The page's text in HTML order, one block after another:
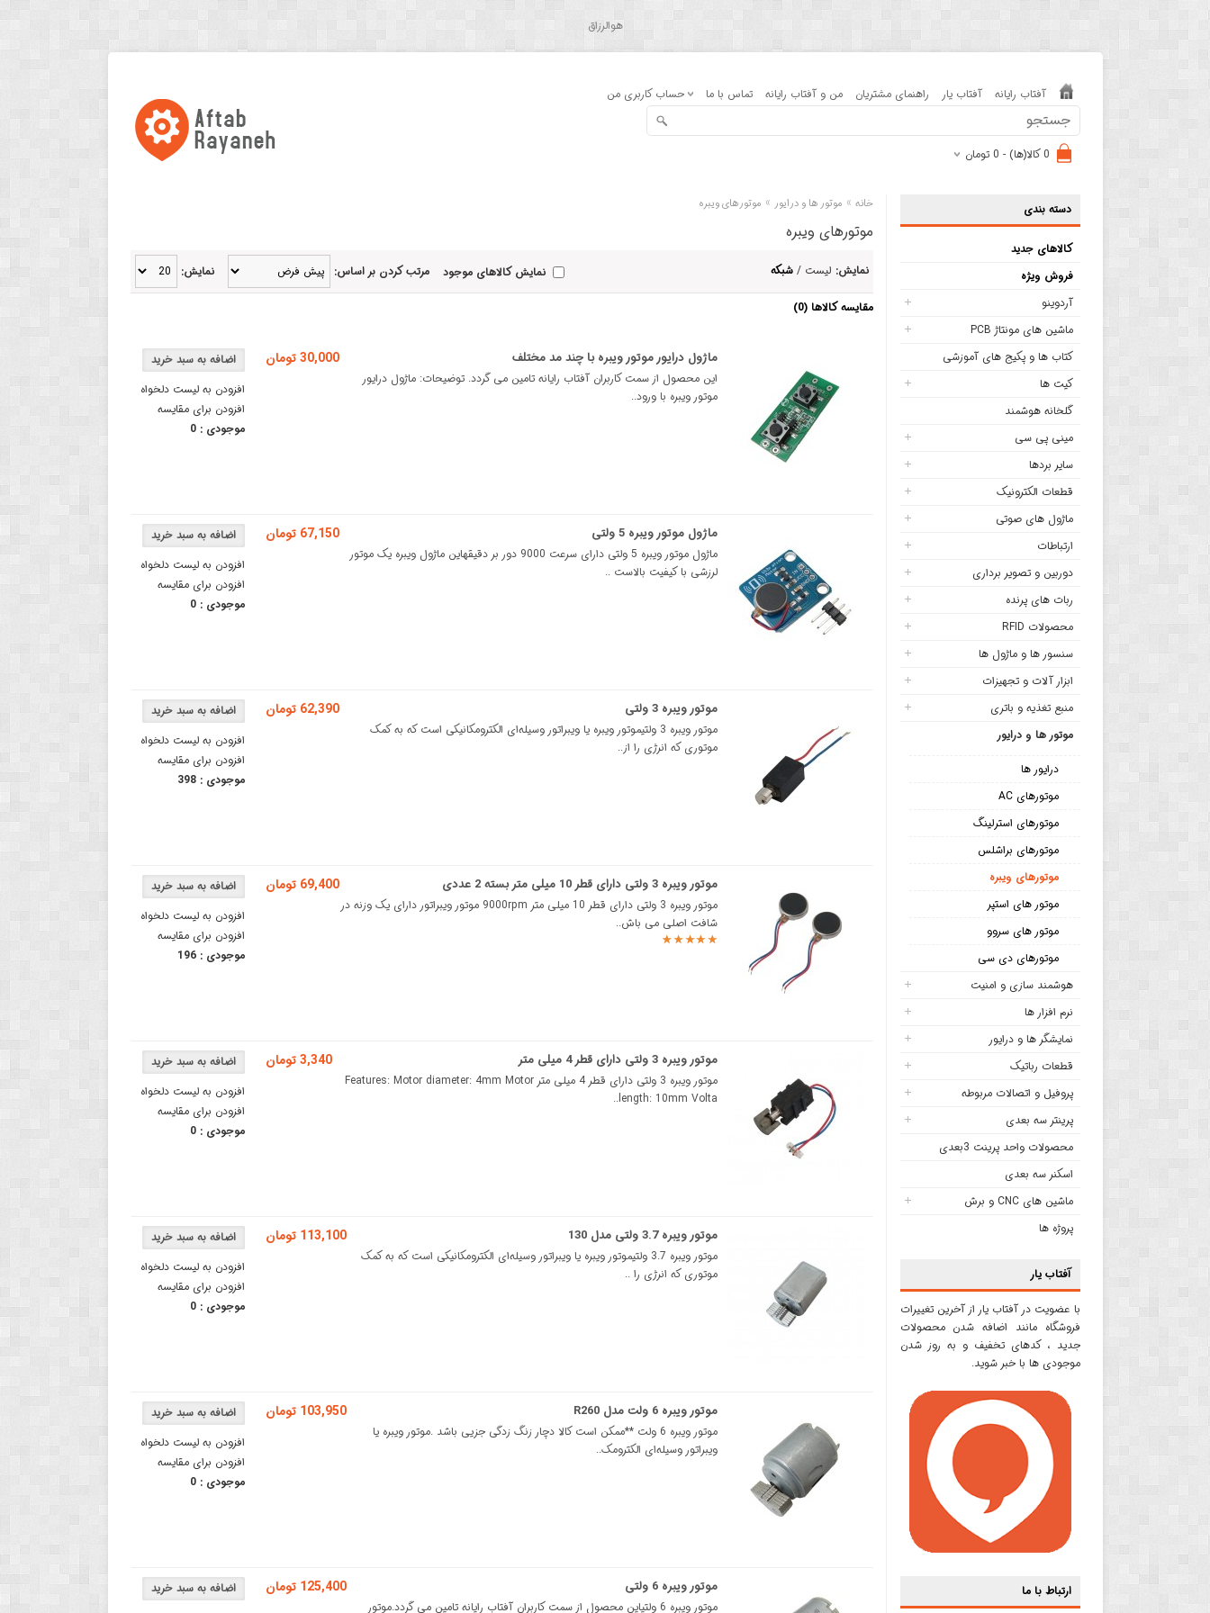
هوالرزاق
آفتاب رایانه آفتاب یار راهنمای مشتریان من و آفتاب رایانه تماس با ما حساب کاربری من
0 کالا(ها) - 0 تومان
دسته بندی
کالاهای جدید
فروش ویژه
آردوینو
ماشین های مونتاژ PCB
کتاب ها و پکیج های آموزشی
کیت ها
گلخانه هوشمند
مینی پی سی
سایر بردها
قطعات الکترونیک
ماژول های صوتی
ارتباطات
دوربین و تصویر برداری
ربات های پرنده
محصولات RFID
سنسور ها و ماژول ها
ابزار آلات و تجهیزات
منبع تغذیه و باتری
موتور ها و درایور
درایور ها
موتورهای AC
موتورهای استرلینگ
موتورهای براشلس
موتورهای ویبره
موتور های استپر
موتور های سروو
موتورهای دی سی
هوشمند سازی و امنیت
نرم افزار ها
نمایشگر ها و درایور
قطعات رباتیک
پروفیل و اتصالات مربوطه
پرینتر سه بعدی
محصولات واحد پرینت 3بعدی
اسکنر سه بعدی
ماشین های CNC و برش
پروژه ها
آفتاب یار
با عضویت در آفتاب یار از آخرین تغییرات
فروشگاه مانند اضافه شدن محصولات
جدید ، کدهای تخفیف و به روز شدن
موجودی ها با خبر شوید.
ارتباط با ما
خانه » موتور ها و درایور » موتورهای ویبره
موتورهای ویبره
نمایش: لیست /شبکه نمایش: مرتب کردن بر اساس: نمایش کالاهای موجود
مقایسه کالاها (0)
افزودن به لیست دلخواه
افزودن برای مقایسه
موجودی :0
30,000 تومان ماژول درایور موتور ویبره با چند مد مختلف
این محصول از سمت کاربران آفتاب رایانه تامین می گردد. توضیحات: ماژول درایور
موتور ویبره با ورود..
افزودن به لیست دلخواه
افزودن برای مقایسه
موجودی :0
67,150 تومان ماژول موتور ویبره 5 ولتی
ماژول موتور ویبره 5 ولتی دارای سرعت 9000 دور بر دقیقهاین ماژول ویبره یک موتور
لرزشی با کیفیت بالاست ..
افزودن به لیست دلخواه
افزودن برای مقایسه
موجودی :398
62,390 تومان موتور ویبره 3 ولتی
موتور ویبره 3 ولتیموتور ویبره یا ویبراتور وسیله‌ای الکترومکانیکی است که به کمک
موتوری که انرژی را از..
افزودن به لیست دلخواه
افزودن برای مقایسه
موجودی :196
69,400 تومان موتور ویبره 3 ولتی دارای قطر 10 میلی متر بسته 2 عددی
موتور ویبره 3 ولتی دارای قطر 10 میلی متر 9000rpm موتور ویبراتور دارای یک وزنه در
شافت اصلی می باش..
افزودن به لیست دلخواه
افزودن برای مقایسه
موجودی :0
3,340 تومان موتور ویبره 3 ولتی دارای قطر 4 میلی متر
موتور ویبره 3 ولتی دارای قطر 4 میلی متر Features: Motor diameter: 4mm Motor
length: 10mm Volta..
افزودن به لیست دلخواه
افزودن برای مقایسه
موجودی :0
113,100 تومان موتور ویبره 3.7 ولتی مدل 130
موتور ویبره 3.7 ولتیموتور ویبره یا ویبراتور وسیله‌ای الکترومکانیکی است که به کمک
موتوری که انرژی را ..
افزودن به لیست دلخواه
افزودن برای مقایسه
موجودی :0
103,950 تومان موتور ویبره 6 ولت مدل R260
موتور ویبره 6 ولت **ممکن است کالا دچار زنگ زدگی جزیی باشد .موتور ویبره یا
ویبراتور وسیله‌ای الکترومک..
125,400 تومان موتور ویبره 6 ولتی
موتور ویبره 6 ولتیاین محصول از سمت کاربران آفتاب رایانه تامین می گردد.موتور